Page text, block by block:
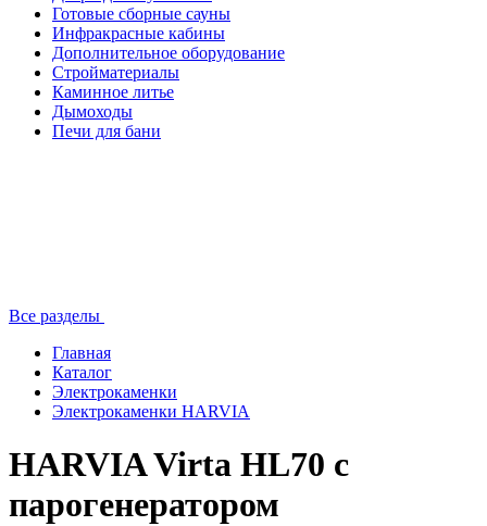
Готовые сборные сауны
Инфракрасные кабины
Дополнительное оборудование
Стройматериалы
Каминное литье
Дымоходы
Печи для бани
Все разделы
Главная
Каталог
Электрокаменки
Электрокаменки HARVIA
HARVIA Virta HL70 с
парогенератором